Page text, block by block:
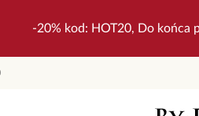
-20% kod: HOT20, Do końca